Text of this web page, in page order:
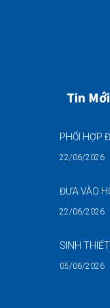
Tin Mới
22/06/2026
22/06/2026
05/06/2026